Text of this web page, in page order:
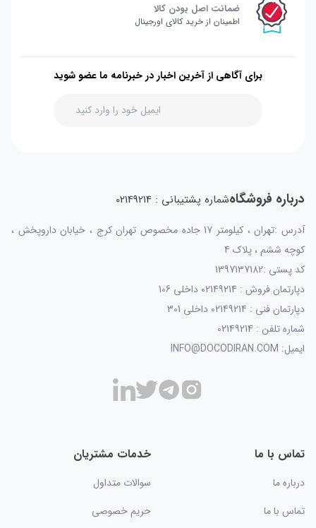
ضمانت اصل بودن کالا
اطمینان از خرید کالای اورجینال
برای آگاهی از آخرین اخبار در خبرنامه ما عضو شوید
درباره فروشگاهشماره پشتیبانی : 02149214
آدرس :تهران ، کیلومتر 17 جاده مخصوص تهران کرج ، خیابان داروپخش ،
کوچه ششم ، پلاک 4
کد پستی :1397137182
دپارتمان فروش : 02149214 داخلی 106
دپارتمان فنی : 02149214 داخلی 301
شماره تلفن : 02149214
ایمیل: INFO@DOCODIRAN.COM
تماس با ما
درباره ما
تماس با ما
خدمات مشتریان
سوالات متداول
حریم خصوصی